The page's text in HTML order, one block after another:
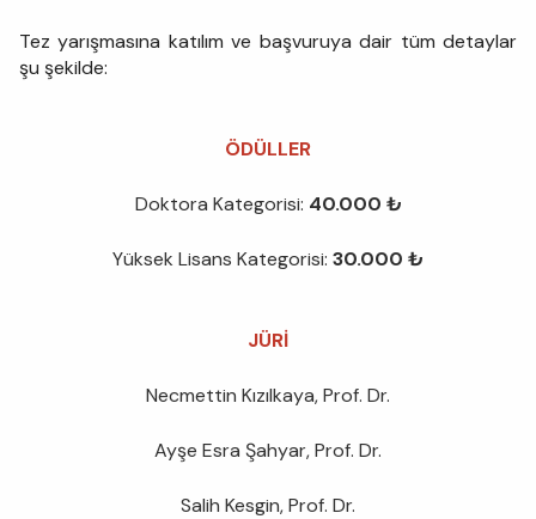
Tez yarışmasına katılım ve başvuruya dair tüm detaylar
şu şekilde:
ÖDÜLLER
Doktora Kategorisi: 40.000 ₺
Yüksek Lisans Kategorisi: 30.000 ₺
JÜRİ
Necmettin Kızılkaya, Prof. Dr.
Ayşe Esra Şahyar, Prof. Dr.
Salih Kesgin, Prof. Dr.